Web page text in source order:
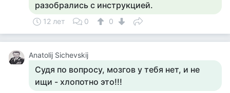
разобрались с инструкцией.
12 лет 0 0
Anatolij Sichevskij
Судя по вопросу, мозгов у тебя нет, и не
ищи - хлопотно это!!!